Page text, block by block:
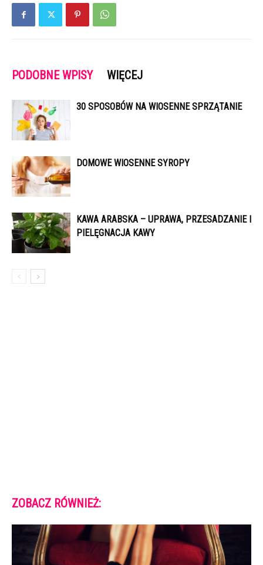
PODOBNE WPISY WIĘCEJ
30 SPOSOBÓW NA WIOSENNE SPRZĄTANIE
DOMOWE WIOSENNE SYROPY
KAWA ARABSKA – UPRAWA, PRZESADZANIE I
PIELĘGNACJA KAWY
ZOBACZ RÓWNIEŻ: